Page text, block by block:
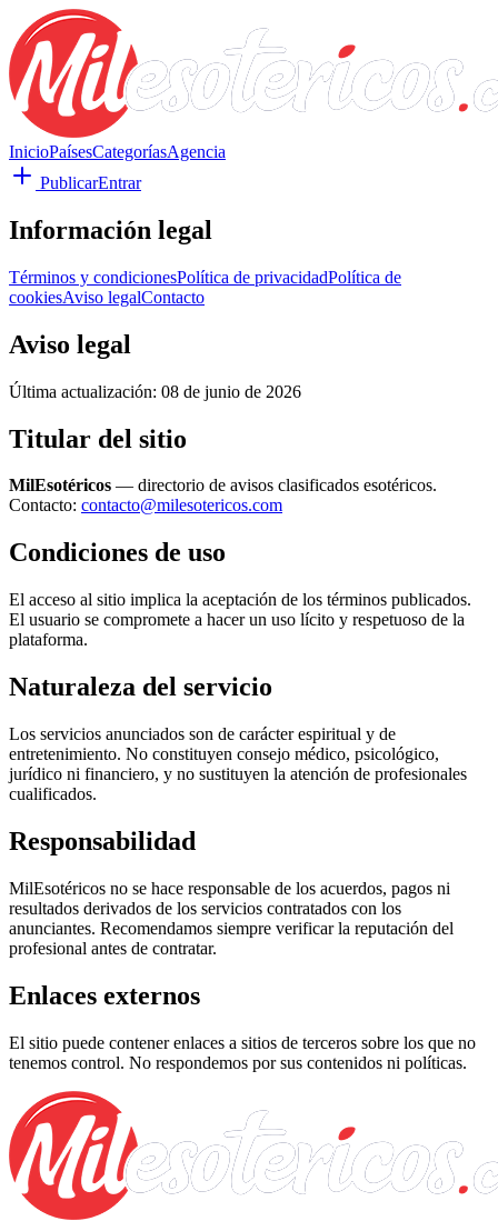
InicioPaísesCategoríasAgencia
PublicarEntrar
Información legal
Términos y condicionesPolítica de privacidadPolítica de
cookiesAviso legalContacto
Aviso legal
Última actualización: 08 de junio de 2026
Titular del sitio
MilEsotéricos — directorio de avisos clasificados esotéricos.
Contacto: contacto@milesotericos.com
Condiciones de uso
El acceso al sitio implica la aceptación de los términos publicados.
El usuario se compromete a hacer un uso lícito y respetuoso de la
plataforma.
Naturaleza del servicio
Los servicios anunciados son de carácter espiritual y de
entretenimiento. No constituyen consejo médico, psicológico,
jurídico ni financiero, y no sustituyen la atención de profesionales
cualificados.
Responsabilidad
MilEsotéricos no se hace responsable de los acuerdos, pagos ni
resultados derivados de los servicios contratados con los
anunciantes. Recomendamos siempre verificar la reputación del
profesional antes de contratar.
Enlaces externos
El sitio puede contener enlaces a sitios de terceros sobre los que no
tenemos control. No respondemos por sus contenidos ni políticas.